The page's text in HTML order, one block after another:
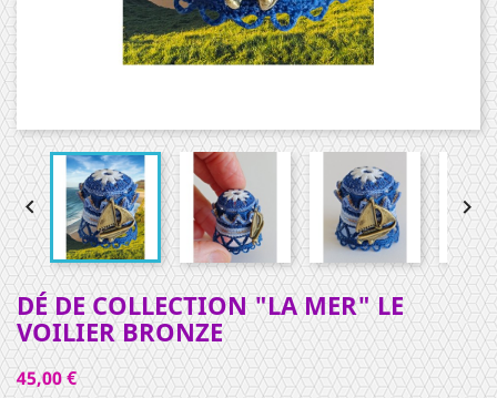
 
DÉ DE COLLECTION "LA MER" LE
VOILIER BRONZE
45,00 €